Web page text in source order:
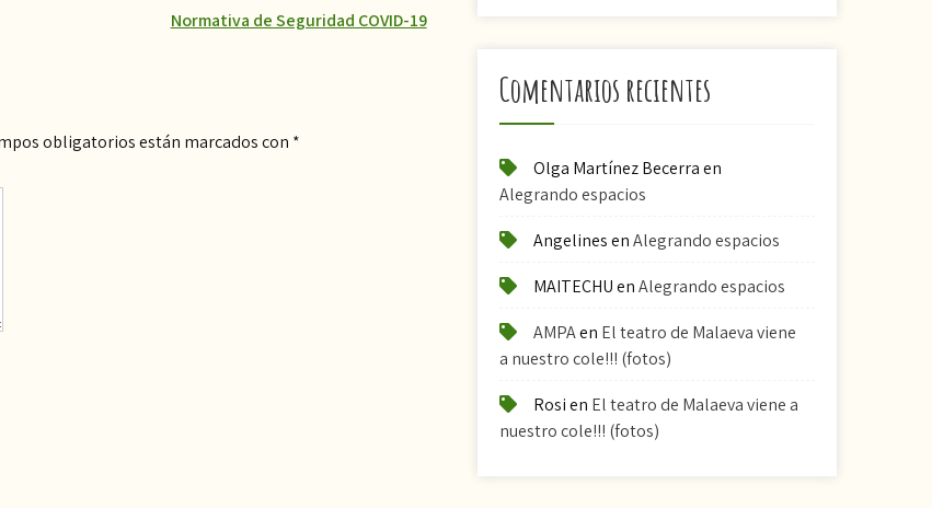
Normativa de Seguridad COVID-19
obligatorios están marcados con *
Comentarios recientes
Olga Martínez Becerraen
Alegrando espacios
AngelinesenAlegrando espacios
MAITECHUenAlegrando espacios
AMPAen El teatro de Malaeva viene
a nuestro cole!!! (fotos)
Rosien El teatro de Malaeva viene a
nuestro cole!!! (fotos)